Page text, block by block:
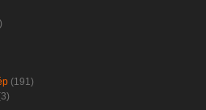
(191)